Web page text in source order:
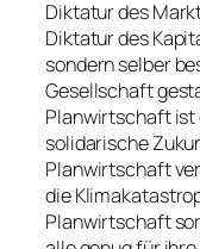
Diktatur des
Diktatur des
sondern selber
Gesellschaft
Planwirtschaft ist
solidarische
Planwirtschaft
die
Planwirtschaft